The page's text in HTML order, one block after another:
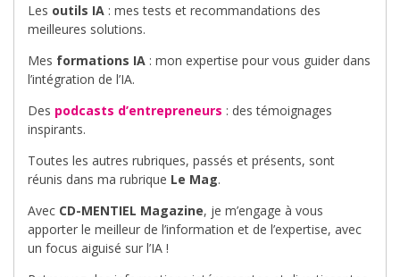
Les outils IA : mes tests et recommandations des
meilleures solutions.
Mes formations IA : mon expertise pour vous guider dans
l’intégration de l’IA.
Des podcasts d’entrepreneurs : des témoignages
inspirants.
Toutes les autres rubriques, passés et présents, sont
réunis dans ma rubrique Le Mag.
Avec CD-MENTIEL Magazine, je m’engage à vous
apporter le meilleur de l’information et de l’expertise, avec
un focus aiguisé sur l’IA !